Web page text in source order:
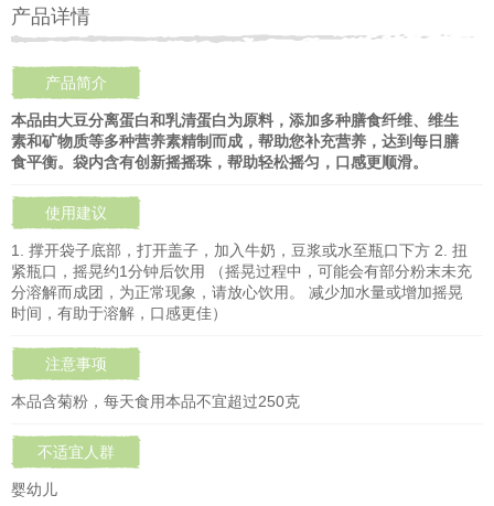
产品详情
产品简介
本品由大豆分离蛋白和乳清蛋白为原料，添加多种膳食纤维、维生
素和矿物质等多种营养素精制而成，帮助您补充营养，达到每日膳
食平衡。袋内含有创新摇摇珠，帮助轻松摇匀，口感更顺滑。
使用建议
1. 撑开袋子底部，打开盖子，加入牛奶，豆浆或水至瓶口下方 2. 扭
紧瓶口，摇晃约1分钟后饮用 （摇晃过程中，可能会有部分粉末未充
分溶解而成团，为正常现象，请放心饮用。 减少加水量或增加摇晃
时间，有助于溶解，口感更佳）
注意事项
本品含菊粉，每天食用本品不宜超过250克
不适宜人群
婴幼儿